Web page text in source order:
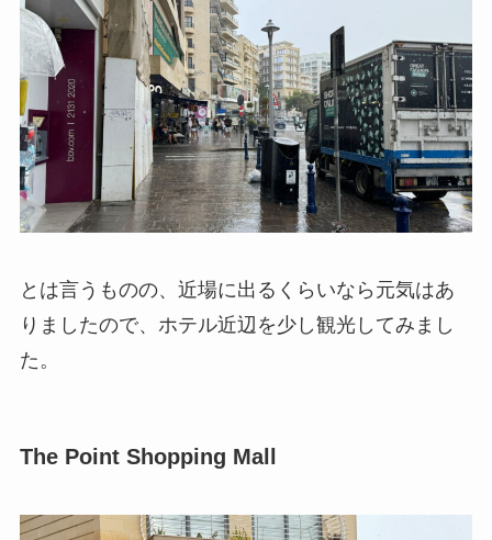
とは言うものの、近場に出るくらいなら元気はあ
りましたので、ホテル近辺を少し観光してみまし
た。
The Point Shopping Mall